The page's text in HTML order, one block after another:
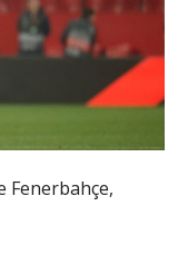
Fenerbahçe,